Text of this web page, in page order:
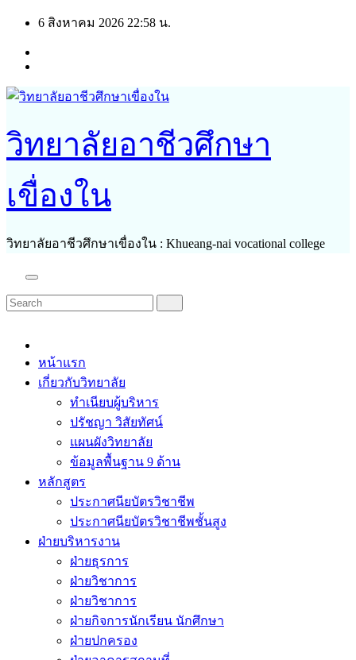
Skip
6 สิงหาคม 2026 22:58 น.
วิทยาลัยอาชีวศึกษา
เขื่องใน
วิทยาลัยอาชีวศึกษาเขื่องใน : Khueang-nai vocational college
หน้าแรก
เกี่ยวกับวิทยาลัย
ทำเนียบผู้บริหาร
ปรัชญา วิสัยทัศน์
แผนผังวิทยาลัย
ข้อมูลพื้นฐาน 9 ด้าน
หลักสูตร
ประกาศนียบัตรวิชาชีพ
ประกาศนียบัตรวิชาชีพชั้นสูง
ฝ่ายบริหารงาน
ฝ่ายธุรการ
ฝ่ายวิชาการ
ฝ่ายวิชาการ
ฝ่ายกิจการนักเรียน นักศึกษา
ฝ่ายปกครอง